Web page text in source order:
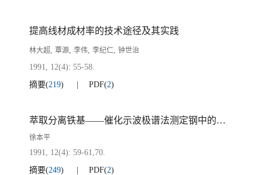
提高线材成材率的技术途径及其实践
林大超, 覃源, 李伟, 李纪仁, 钟世治
1991, 12(4): 55-58.
摘要(219) PDF(2)
萃取分离铁基——催化示波极谱法测定钢中的痕量铅
徐本平
1991, 12(4): 59-61,70.
摘要(249) PDF(2)